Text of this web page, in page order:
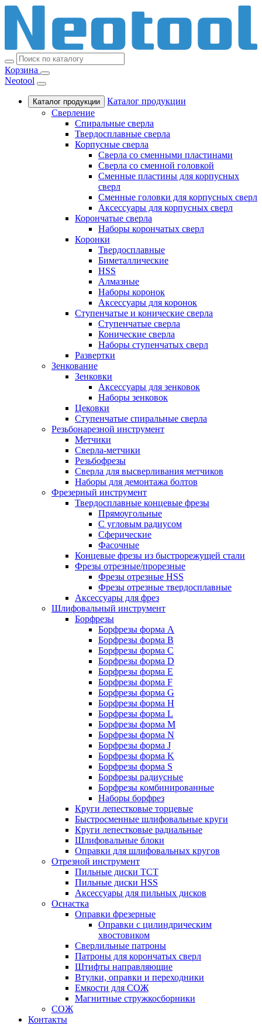
Корзина
Neotool
Каталог продукции
Каталог продукции
Сверление
Спиральные сверла
Твердосплавные сверла
Корпусные сверла
Сверла со сменными пластинами
Сверла со сменной головкой
Сменные пластины для корпусных
сверл
Сменные головки для корпусных сверл
Аксессуары для корпусных сверл
Корончатые сверла
Наборы корончатых сверл
Коронки
Твердосплавные
Биметаллические
HSS
Алмазные
Наборы коронок
Аксессуары для коронок
Ступенчатые и конические сверла
Ступенчатые сверла
Конические сверла
Наборы ступенчатых сверл
Развертки
Зенкование
Зенковки
Аксессуары для зенковок
Наборы зенковок
Цековки
Ступенчатые спиральные сверла
Резьбонарезной инструмент
Метчики
Сверла-метчики
Резьбофрезы
Сверла для высверливания метчиков
Наборы для демонтажа болтов
Фрезерный инструмент
Твердосплавные концевые фрезы
Прямоугольные
С угловым радиусом
Сферические
Фасочные
Концевые фрезы из быстрорежущей стали
Фрезы отрезные/прорезные
Фрезы отрезные HSS
Фрезы отрезные твердосплавные
Аксессуары для фрез
Шлифовальный инструмент
Борфрезы
Борфрезы форма A
Борфрезы форма B
Борфрезы форма C
Борфрезы форма D
Борфрезы форма E
Борфрезы форма F
Борфрезы форма G
Борфрезы форма H
Борфрезы форма L
Борфрезы форма M
Борфрезы форма N
Борфрезы форма J
Борфрезы форма K
Борфрезы форма S
Борфрезы радиусные
Борфрезы комбинированные
Наборы борфрез
Круги лепестковые торцевые
Быстросменные шлифовальные круги
Круги лепестковые радиальные
Шлифовальные блоки
Оправки для шлифовальных кругов
Отрезной инструмент
Пильные диски ТСТ
Пильные диски HSS
Аксессуары для пильных дисков
Оснастка
Оправки фрезерные
Оправки с цилиндрическим
хвостовиком
Сверлильные патроны
Патроны для корончатых сверл
Штифты направляющие
Втулки, оправки и переходники
Емкости для СОЖ
Магнитные стружкосборники
СОЖ
Контакты